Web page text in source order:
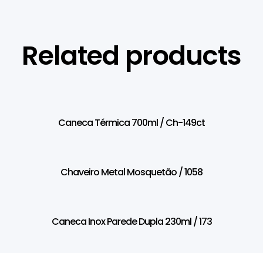
Related products
Caneca Térmica 700ml / Ch-149ct
Chaveiro Metal Mosquetão / 1058
Caneca Inox Parede Dupla 230ml / 173